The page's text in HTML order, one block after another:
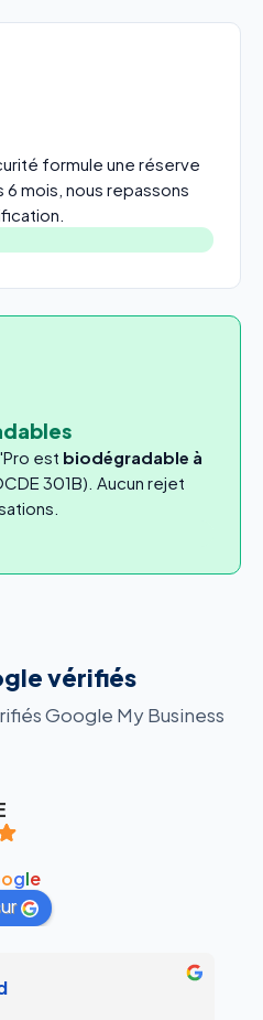
formule une réserve
6 mois, nous repassons
est biodégradable à
301B). Aucun rejet
vérifiés
Google My Business
ogle